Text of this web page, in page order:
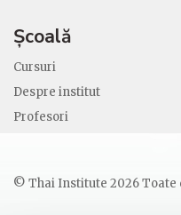
Școală
Cursuri
Despre institut
Profesori
© Thai Institute 2026 Toate